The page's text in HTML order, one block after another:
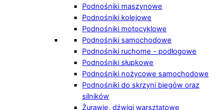
Podnośniki maszynowe
Podnośniki kolejowe
Podnośniki motocyklowe
Podnośniki samochodowe
Podnośniki ruchome - podłogowe
Podnośniki słupkowe
Podnośniki nożycowe samochodowe
Podnośniki do skrzyni biegów oraz
silników
Żurawie, dźwigi warsztatowe